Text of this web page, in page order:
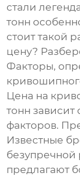
стали
тонн
стоит такой
цену?
Факторы,
Цена на
тонн зависит
факторов.
Известные
безупречной
предлагают